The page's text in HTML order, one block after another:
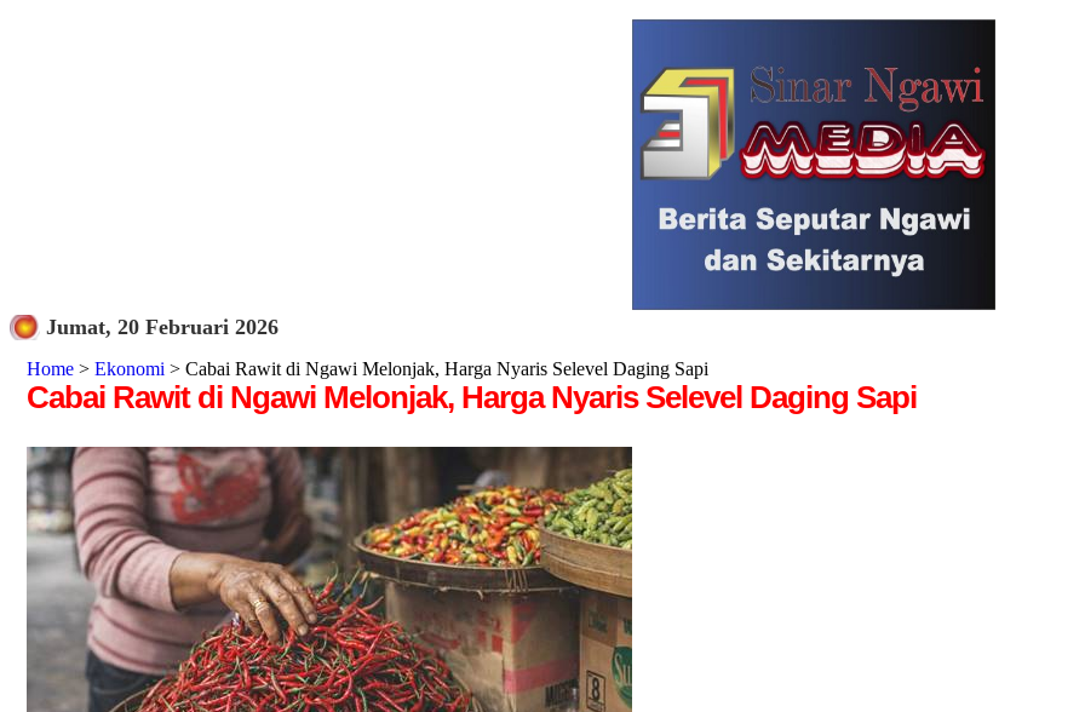
Jumat, 20 Februari 2026
Home > Ekonomi > Cabai Rawit di Ngawi Melonjak, Harga Nyaris Selevel Daging Sapi
Cabai Rawit di Ngawi Melonjak, Harga Nyaris Selevel Daging Sapi